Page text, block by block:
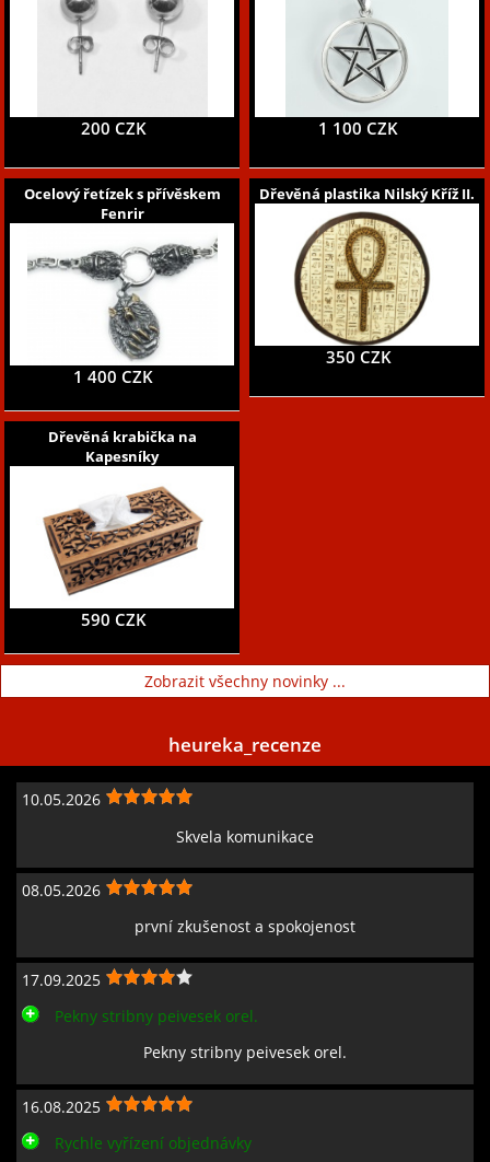
200 CZK 1 100 CZK
Ocelový řetízek s přívěskem
Fenrir
1 400 CZK
Dřevěná plastika Nilský Kříž II.
350 CZK
Dřevěná krabička na
Kapesníky
590 CZK
Zobrazit všechny novinky ...
heureka_recenze
10.05.2026
Skvela komunikace
08.05.2026
první zkušenost a spokojenost
17.09.2025
Pekny stribny peivesek orel.
Pekny stribny peivesek orel.
16.08.2025
Rychle vyřízení objednávky